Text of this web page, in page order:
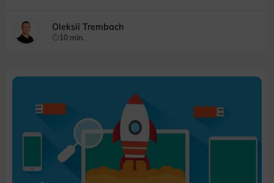
Oleksii Trembach
10 min.